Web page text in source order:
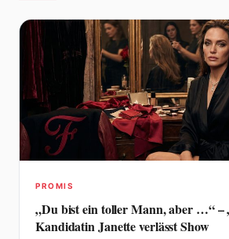
PROMIS
„Du bist ein toller Mann, aber …“ –
Kandidatin Janette verlässt Show